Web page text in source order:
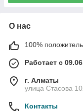
О нас
100%
Работает с
г. Алматы
улица Стасова
Контакты